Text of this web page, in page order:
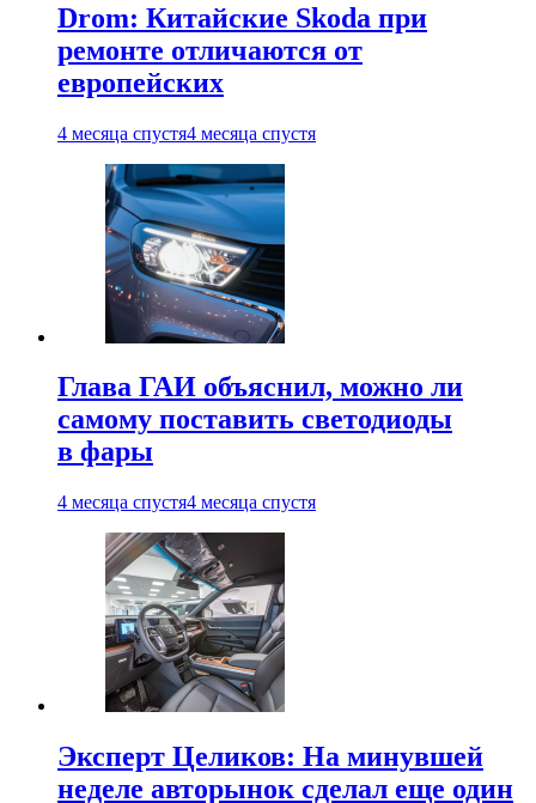
Drom: Китайские Skoda при
ремонте отличаются от
европейских
4 месяца спустя4 месяца спустя
Глава ГАИ объяснил, можно ли
самому поставить светодиоды
в фары
4 месяца спустя4 месяца спустя
Эксперт Целиков: На минувшей
неделе авторынок сделал еще один